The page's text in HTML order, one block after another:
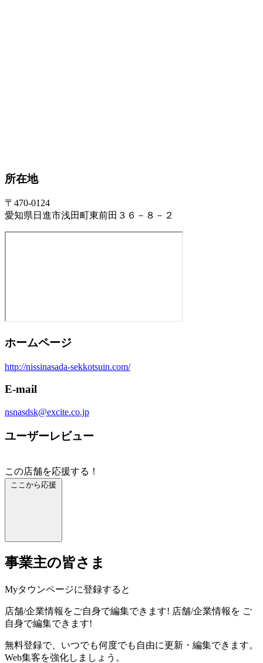
所在地
〒470-0124
愛知県日進市浅田町東前田３６－８－２
ホームページ
http://nissinasada-sekkotsuin.com/
E-mail
nsnasdsk@excite.co.jp
ユーザーレビュー
この店舗を応援する！
ここから応援
事業主の皆さま
Myタウンページに登録すると
店舗/企業情報をご自身で編集できます! 店舗/企業情報を ご
自身で編集できます!
無料登録で、いつでも何度でも自由に更新・編集できます。
Web集客を強化しましょう。